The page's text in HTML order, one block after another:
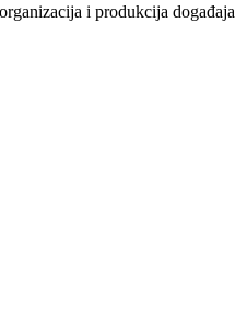
organizacija i produkcija događaja